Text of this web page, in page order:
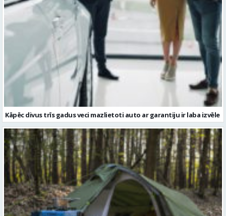
Kāpēc divus trīs gadus veci mazlietoti auto ar garantiju ir laba izvēle